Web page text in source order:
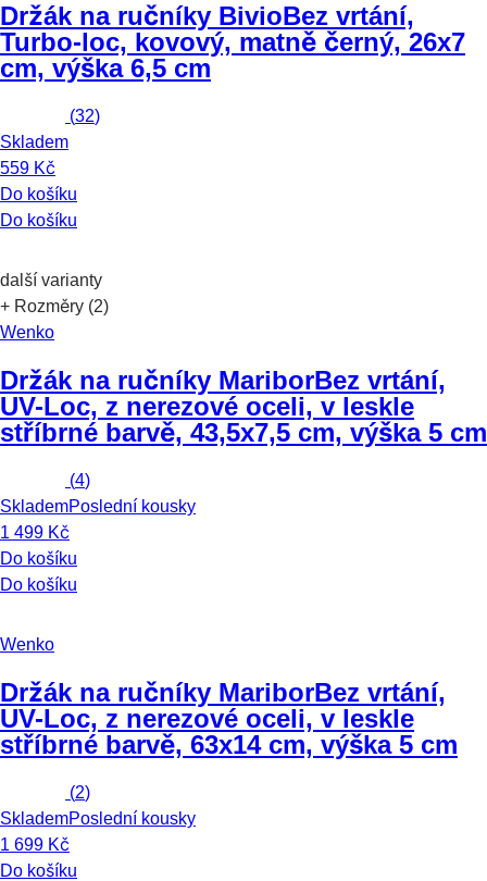
Držák na ručníky BivioBez vrtání,
Turbo-loc, kovový, matně černý, 26x7
cm, výška 6,5 cm
(32)
Skladem
559 Kč
Do košíku
Do košíku
další varianty
+ Rozměry (2)
Wenko
Držák na ručníky MariborBez vrtání,
UV-Loc, z nerezové oceli, v leskle
stříbrné barvě, 43,5x7,5 cm, výška 5 cm
(4)
SklademPoslední kousky
1 499 Kč
Do košíku
Do košíku
Wenko
Držák na ručníky MariborBez vrtání,
UV-Loc, z nerezové oceli, v leskle
stříbrné barvě, 63x14 cm, výška 5 cm
(2)
SklademPoslední kousky
1 699 Kč
Do košíku